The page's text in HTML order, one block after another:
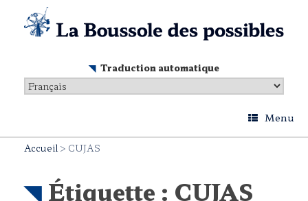
content
Traduction automatique
Menu
Accueil> CUJAS
Étiquette : CUJAS